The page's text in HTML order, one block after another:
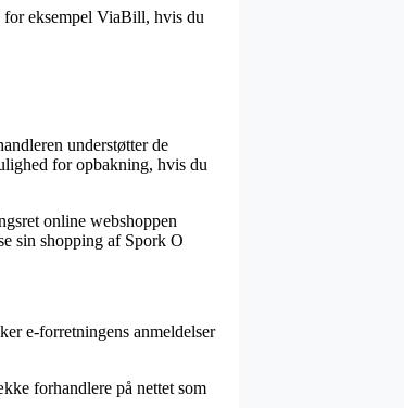
for eksempel ViaBill, hvis du
understøtter de
for opbakning, hvis du
online webshoppen
sin shopping af Spork O
e-forretningens anmeldelser
forhandlere på nettet som